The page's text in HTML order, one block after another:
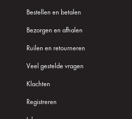
Bestellen en betalen
Bezorgen en afhalen
Ruilen en retourneren
Veel gestelde vragen
Klachten
Registreren